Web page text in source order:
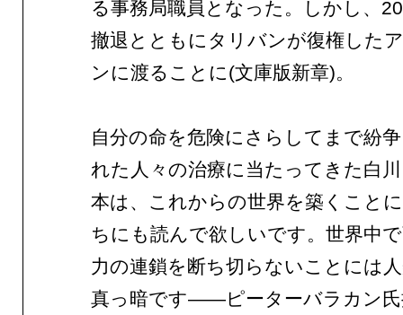
る事務局職員となった。しかし、
撤退とともにタリバンが復権した
ンに渡ることに(文庫版新章)。
自分の命を危険にさらしてまで紛
れた人々の治療に当たってきた白
本は、これからの世界を築くこと
ちにも読んで欲しいです。世界中
力の連鎖を断ち切らないことには
真っ暗です——ピーターバラカン氏